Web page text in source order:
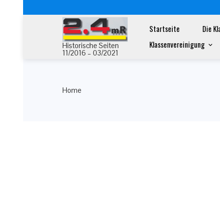
Historische Seiten
11/2016 – 03/2021
Startseite
Die
Klassenvereinigung
Home